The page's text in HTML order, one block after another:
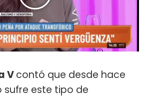
Vcontó que desde hace
este tipo de